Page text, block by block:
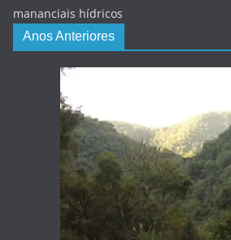
mananciais hídricos
Anos Anteriores